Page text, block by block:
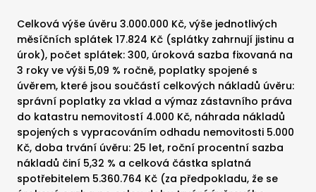
Celková výše úvěru 3.000.000 Kč, výše jednotlivých
měsíčních splátek 17.824 Kč (splátky zahrnují jistinu a
úrok), počet splátek: 300, úroková sazba fixovaná na
3 roky ve výši 5,09 % ročně, poplatky spojené s
úvěrem, které jsou součástí celkových nákladů úvěru:
správní poplatky za vklad a výmaz zástavního práva
do katastru nemovitostí 4.000 Kč, náhrada nákladů
spojených s vypracováním odhadu nemovitosti 5.000
Kč, doba trvání úvěru: 25 let, roční procentní sazba
nákladů činí 5,32 % a celková částka splatná
spotřebitelem 5.360.764 Kč (za předpokladu, že se